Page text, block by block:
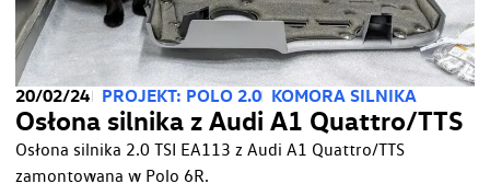
20/02/24 PROJEKT: POLO 2.0 KOMORA SILNIKA
Osłona silnika z Audi A1 Quattro/TTS
Osłona silnika 2.0 TSI EA113 z Audi A1 Quattro/TTS
zamontowana w Polo 6R.